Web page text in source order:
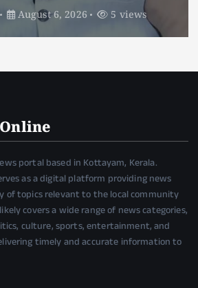
August 6, 2026 5 views
portal based in Kottayam, Kerala.
as a digital platform providing news
of topics relevant to the local community
covers a wide range of news categories,
culture, sports, entertainment, and
timely and accurate information to